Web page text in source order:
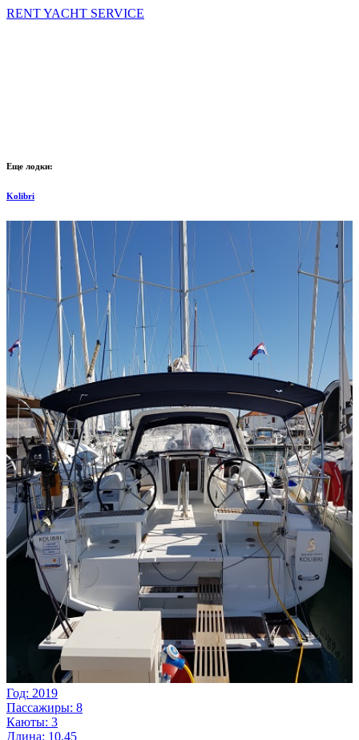
RENT YACHT SERVICE
Еще лодки:
Kolibri
Год: 2019
Пассажиры: 8
Каюты: 3
Длина: 10.45